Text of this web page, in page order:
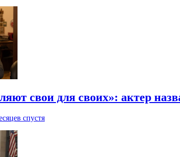
свои для своих»: актер
спустя